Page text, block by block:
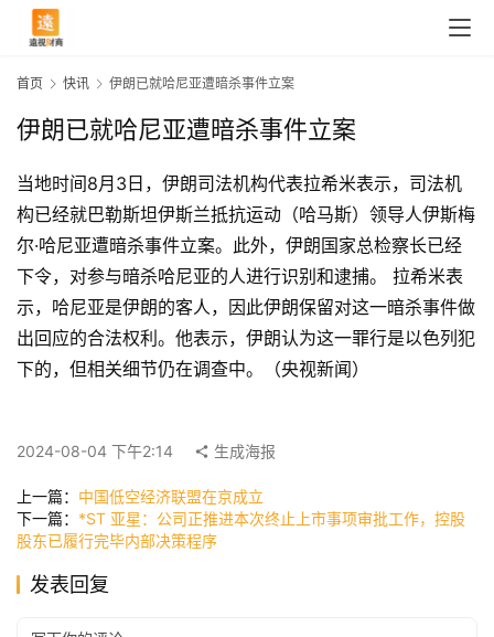
首
讯
公
首页 快讯 伊朗已就哈尼亚遭暗杀事件立案
伊朗已就哈尼亚遭暗杀事件立案
当地时间8月3日，伊朗司法机构代表拉希米表示，司法机
构已经就巴勒斯坦伊斯兰抵抗运动（哈马斯）领导人伊斯梅
尔·哈尼亚遭暗杀事件立案。此外，伊朗国家总检察长已经
下令，对参与暗杀哈尼亚的人进行识别和逮捕。 拉希米表
示，哈尼亚是伊朗的客人，因此伊朗保留对这一暗杀事件做
出回应的合法权利。他表示，伊朗认为这一罪行是以色列犯
下的，但相关细节仍在调查中。（央视新闻）
2024-08-04 下午2:14 生成海报
上一篇： 中国低空经济联盟在京成立
下一篇： *ST 亚星：公司正推进本次终止上市事项审批工作，控股
股东已履行完毕内部决策程序
发表回复